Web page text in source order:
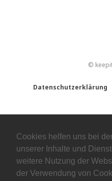
Cookies helfen uns bei
unserer Inhalte und
weitere Nutzung der
der Verwendung von
©
Datenschutzerklärung